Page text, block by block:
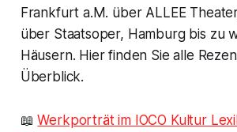
Frankfurt a.M. über ALLEE
über Staatsoper, Hamburg bis zu
Häusern. Hier finden Sie alle
Überblick.
📖Werkporträt im IOCO Kultur